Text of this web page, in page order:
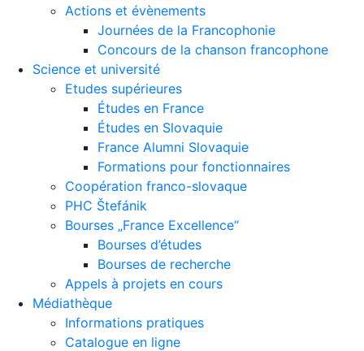
Actions et évènements
Journées de la Francophonie
Concours de la chanson francophone
Science et université
Etudes supérieures
Études en France
Études en Slovaquie
France Alumni Slovaquie
Formations pour fonctionnaires
Coopération franco-slovaque
PHC Štefánik
Bourses „France Excellence“
Bourses d’études
Bourses de recherche
Appels à projets en cours
Médiathèque
Informations pratiques
Catalogue en ligne